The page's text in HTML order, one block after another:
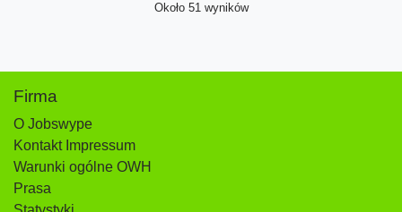
Około 51 wyników
Firma
O Jobswype
Kontakt Impressum
Warunki ogólne OWH
Prasa